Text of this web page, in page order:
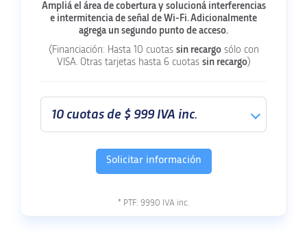
Ampliá el área de cobertura y solucioná interferencias
e intermitencia de señal de Wi-Fi. Adicionalmente
agrega un segundo punto de acceso.
(Financiación: Hasta 10 cuotas sin recargosólo con
VISA. Otras tarjetas hasta 6 cuotas sin recargo)
Solicitar información
* PTF: 9990 IVA inc.